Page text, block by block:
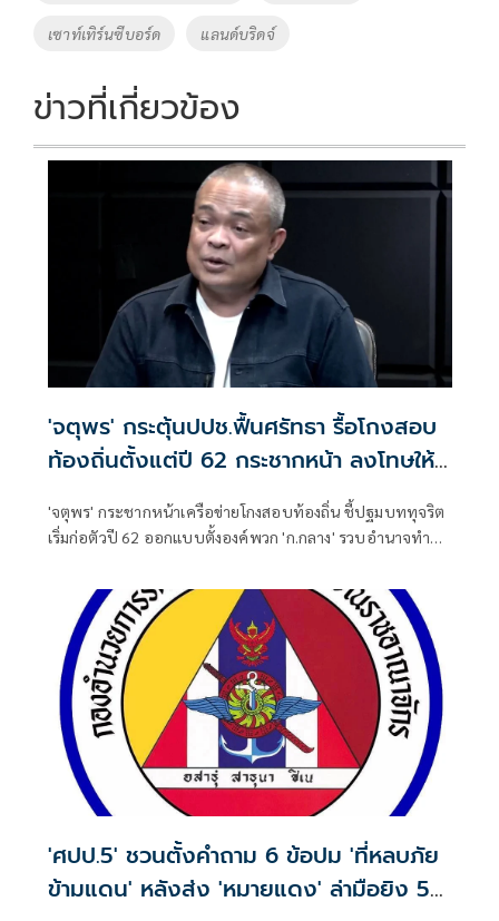
เซาท์เทิร์นซีบอร์ด แลนด์บริดจ์
ข่าวที่เกี่ยวข้อง
'จตุพร' กระตุ้นปปช.ฟื้นศรัทธา รื้อโกงสอบ
ท้องถิ่นตั้งแต่ปี 62 กระชากหน้า ลงโทษให้
'จตุพร' กระชากหน้าเครือข่ายโกงสอบท้องถิ่น ชี้ปฐมบททุจริต
เริ่มก่อตัวปี 62 ออกแบบตั้งองค์พวก 'ก.กลาง' รวบอำนาจทำ
62 จับกุมลงโทษให้เข็ดหลาบ
'ศปป.5' ชวนตั้งคำถาม 6 ข้อปม 'ที่หลบภัย
ข้ามแดน' หลังส่ง 'หมายแดง' ล่ามือยิง 5